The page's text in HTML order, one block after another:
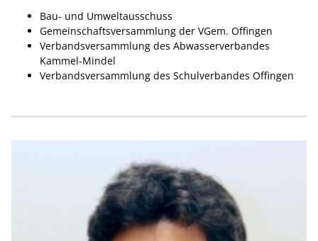
Bau- und Umweltausschuss
Gemeinschaftsversammlung der VGem. Offingen
Verbandsversammlung des Abwasserverbandes
Kammel-Mindel
Verbandsversammlung des Schulverbandes Offingen